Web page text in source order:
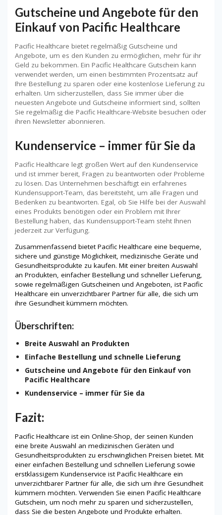
Gutscheine und Angebote für den
Einkauf von Pacific Healthcare
Pacific Healthcare bietet regelmäßig Gutscheine und
Angebote, um es den Kunden zu ermöglichen, mehr für ihr
Geld zu bekommen. Ein Pacific Healthcare Gutschein kann
verwendet werden, um einen bestimmten Prozentsatz auf
Ihre Bestellung zu sparen oder eine kostenlose Lieferung zu
erhalten. Um sicherzustellen, dass Sie immer über die
neuesten Angebote und Gutscheine informiert sind, sollten
Sie regelmäßig die Pacific Healthcare-Website besuchen oder
ihren Newsletter abonnieren.
Kundenservice – immer für Sie da
Pacific Healthcare legt großen Wert auf den Kundenservice
und ist immer bereit, Fragen zu beantworten oder Probleme
zu lösen. Das Unternehmen beschäftigt ein erfahrenes
Kundensupport-Team, das bereitsteht, um alle Fragen und
Bedenken zu beantworten. Egal, ob Sie Hilfe bei der Auswahl
eines Produkts benötigen oder ein Problem mit Ihrer
Bestellung haben, das Kundensupport-Team steht Ihnen
jederzeit zur Verfügung.
Zusammenfassend bietet Pacific Healthcare eine bequeme,
sichere und günstige Möglichkeit, medizinische Geräte und
Gesundheitsprodukte zu kaufen. Mit einer breiten Auswahl
an Produkten, einfacher Bestellung und schneller Lieferung,
sowie regelmäßigen Gutscheinen und Angeboten, ist Pacific
Healthcare ein unverzichtbarer Partner für alle, die sich um
ihre Gesundheit kümmern möchten.
Überschriften:
Breite Auswahl an Produkten
Einfache Bestellung und schnelle Lieferung
Gutscheine und Angebote für den Einkauf von
Pacific Healthcare
Kundenservice – immer für Sie da
Fazit:
Pacific Healthcare ist ein Online-Shop, der seinen Kunden
eine breite Auswahl an medizinischen Geräten und
Gesundheitsprodukten zu erschwinglichen Preisen bietet. Mit
einer einfachen Bestellung und schnellen Lieferung sowie
erstklassigem Kundenservice ist Pacific Healthcare ein
unverzichtbarer Partner für alle, die sich um ihre Gesundheit
kümmern möchten. Verwenden Sie einen Pacific Healthcare
Gutschein, um noch mehr zu sparen und sicherzustellen,
dass Sie die besten Angebote und Produkte erhalten.